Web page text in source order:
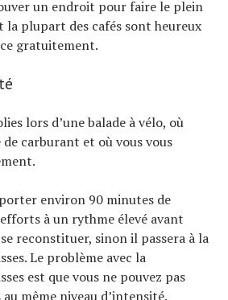
un endroit pour faire le plein
la plupart des cafés sont heureux
gratuitement.
lors d’une balade à vélo, où
carburant et où vous vous
environ 90 minutes de
à un rythme élevé avant
reconstituer, sinon il passera à la
Le problème avec la
est que vous ne pouvez pas
même niveau d’intensité.